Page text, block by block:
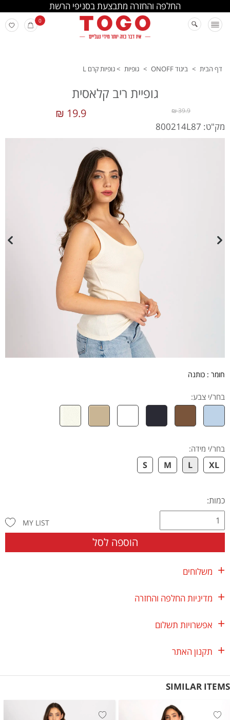
החלפה והחזרה מתבצעת בסניפי הרשת
0
דף הבית > ביגוד ONOFF > גופיות >גופיות קרם L
גופיית ריב קלאסית
19.9 ₪ 39.9 ₪
מק"ט: 800214L87
חומר : כותנה
בחר/י צבע:
בחר/י מידה:
XL
L
M
S
כמות:
הוספה לסל
MY LIST
משלוחים
מדיניות החלפה והחזרה
אפשרויות תשלום
תקנון האתר
SIMILAR ITEMS